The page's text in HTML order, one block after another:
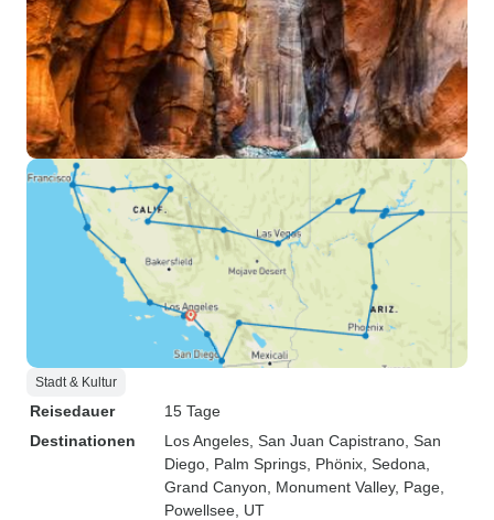
Stadt & Kultur
Reisedauer
15 Tage
Destinationen
Los Angeles , San Juan Capistrano , San
Diego , Palm Springs , Phönix , Sedona
Grand Canyon , Monument Valley, Page
Powellsee, UT